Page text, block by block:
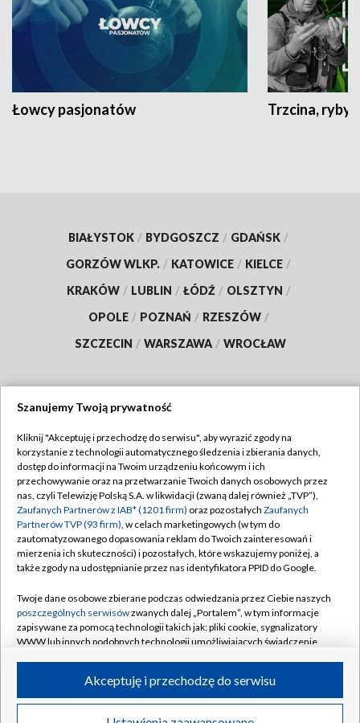
Łowcy pasjonatów Trzcina, ryby
BIAŁYSTOK / BYDGOSZCZ / GDAŃSK /
GORZÓW WLKP. / KATOWICE / KIELCE /
KRAKÓW / LUBLIN / ŁÓDŹ / OLSZTYN /
OPOLE / POZNAŃ / RZESZÓW /
SZCZECIN / WARSZAWA / WROCŁAW
TVP
Abonament TVP
Emisja w TVP
Centrum informacji TVP
Naziemna Telewizja Cyfrowa
Rada Programowa
System NOS
Informacje o nadawcy
Program dla prasy
Regulamin TVP
Polityka prywatności
Moje zgody
Pomoc
Kontakt
Kanały
©2026 Telewizja Polska S.A. w likwidacji
Szanujemy Twoją prywatność
Kliknij "Akceptuję i przechodzę do serwisu", aby wyrazić zgody na
korzystanie z technologii automatycznego śledzenia i zbierania danych,
dostęp do informacji na Twoim urządzeniu końcowym i ich
przechowywanie oraz na przetwarzanie Twoich danych osobowych przez
nas, czyli Telewizję Polską S.A. w likwidacji (zwaną dalej również „TVP”),
Zaufanych Partnerów z IAB* (1201 firm) oraz pozostałych Zaufanych
Partnerów TVP (93 firm), w celach marketingowych (w tym do
zautomatyzowanego dopasowania reklam do Twoich zainteresowań i
mierzenia ich skuteczności) i pozostałych, które wskazujemy poniżej, a
także zgody na udostępnianie przez nas identyfikatora PPID do Google.
Twoje dane osobowe zbierane podczas odwiedzania przez Ciebie naszych
poszczególnych serwisówzwanych dalej „Portalem”, w tym informacje
zapisywane za pomocą technologii takich jak: pliki cookie, sygnalizatory
WWW lub innych podobnych technologii umożliwiających świadczenie
ruchu w Internecie.
Twoje dane osobowe zbierane podczas odwiedzania przez Ciebie
Akceptuję i przechodzę do serwisu